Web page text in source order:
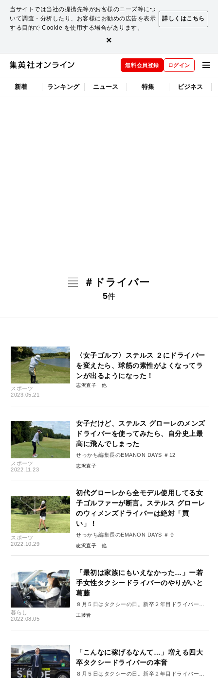
当サイトでは当社の提携先等がお客様のニーズ等につ
いて調査・分析したり、お客様にお勧めの広告を表示
する目的で Cookie を使用する場合があります。
詳しくはこちら
×
無料会員登録 ログイン
新着 ランキング ニュース 特集 ビジネス
＃ドライバー
5件
スポーツ
2023.05.21
〈女子ゴルフ〉ステルス ２にドライバー
を変えたら、球筋の素性がよくなってラ
ンが出るようになった！
志沢直子
スポーツ
2022.11.23
女子だけど、ステルス グローレのメンズ
ドライバーを使ってみたら、自分史上最
高に飛んでしまった
せっかち編集長のEMANON DAYS ＃12
志沢直子
スポーツ
2022.10.29
初代グローレから全モデル使用してる女
子ゴルファーが断言。ステルス グローレ
のウィメンズドライバーは絶対「買
い」！
せっかち編集長のEMANON DAYS ＃９
志沢直子
暮らし
2022.08.05
「最初は家族にもいえなかった…」ー若
手女性タクシードライバーのやりがいと
葛藤
８月５日はタクシーの日。新卒２年目ドライバー同
期対談（後編）
工藤晋
「こんなに稼げるなんて…」増える四大
卒タクシードライバーの本音
８月５日はタクシーの日。新卒２年目ドライバー同